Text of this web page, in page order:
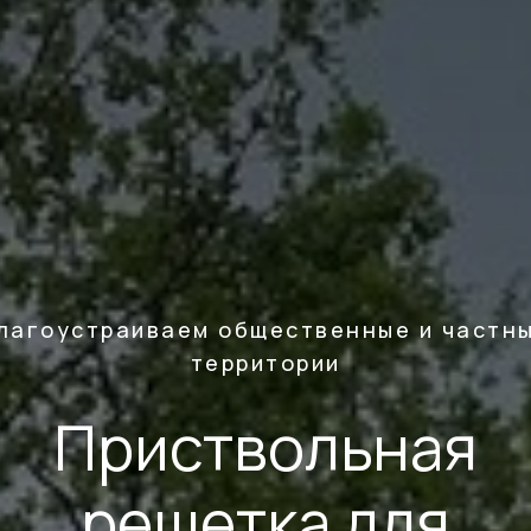
общественные и
территории
Приствольная